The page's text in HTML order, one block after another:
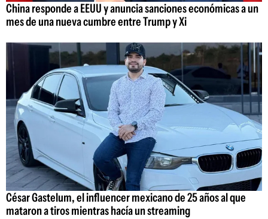
China responde a EEUU y anuncia sanciones económicas a un
mes de una nueva cumbre entre Trump y Xi
César Gastelum, el influencer mexicano de 25 años al que
mataron a tiros mientras hacía un streaming